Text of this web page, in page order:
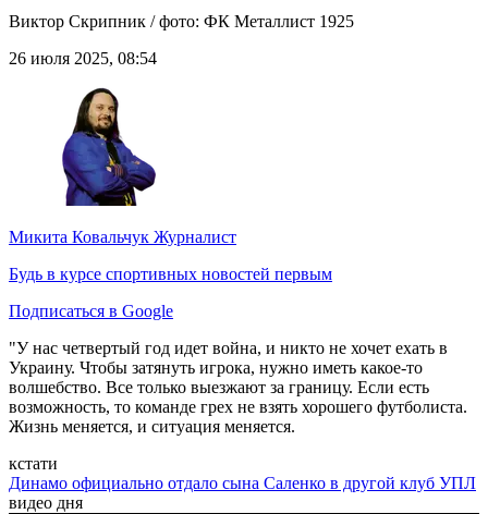
Виктор Скрипник / фото: ФК Металлист 1925
26 июля 2025, 08:54
Микита Ковальчук Журналист
Будь в курсе спортивных новостей первым
Подписаться в Google
"У нас четвертый год идет война, и никто не хочет ехать в
Украину. Чтобы затянуть игрока, нужно иметь какое-то
волшебство. Все только выезжают за границу. Если есть
возможность, то команде грех не взять хорошего футболиста.
Жизнь меняется, и ситуация меняется.
кстати
Динамо официально отдало сына Саленко в другой клуб УПЛ
видео дня